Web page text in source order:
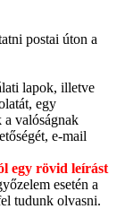
postai úton a
lapok, illetve
egy
valóságnak
e-mail
egy rövid leírást
esetén a
tudunk olvasni.